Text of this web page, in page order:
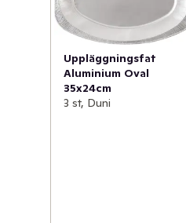
Uppläggningsfat
Aluminium Oval
35x24cm
3 st, Duni